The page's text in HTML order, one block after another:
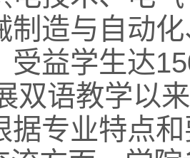
制造与自动
受益学生达
双语教学以
据专业特点